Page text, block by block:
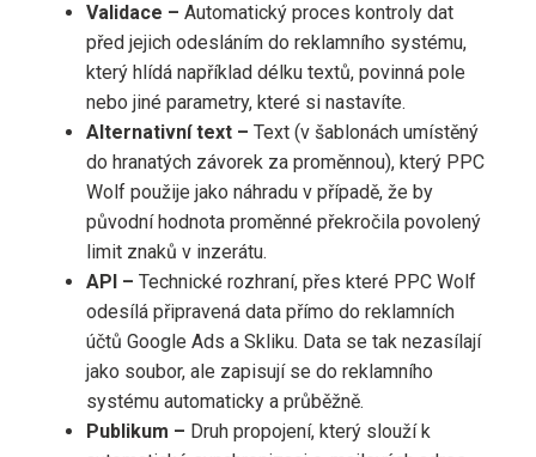
Validace – Automatický proces kontroly dat
před jejich odesláním do reklamního systému,
který hlídá například délku textů, povinná pole
nebo jiné parametry, které si nastavíte.
Alternativní text – Text (v šablonách umístěný
do hranatých závorek za proměnnou), který PPC
Wolf použije jako náhradu v případě, že by
původní hodnota proměnné překročila povolený
limit znaků v inzerátu.
API – Technické rozhraní, přes které PPC Wolf
odesílá připravená data přímo do reklamních
účtů Google Ads a Skliku. Data se tak nezasílají
jako soubor, ale zapisují se do reklamního
systému automaticky a průběžně.
Publikum – Druh propojení, který slouží k